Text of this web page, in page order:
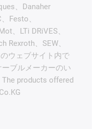
、Danaher
Festo、
、LTi DRiVES、
Rexroth、SEW、
ウェブサイト内で
ブルメーカーのい
products offered